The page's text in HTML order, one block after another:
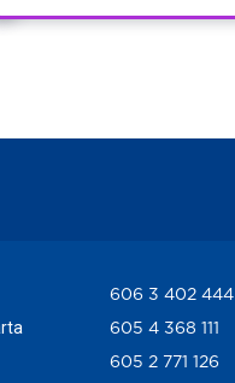
606 3 402 444
605 4 368 111
605 2 771 126